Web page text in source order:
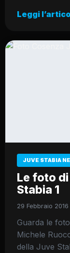
Leggi
JUVE STABIA
Le foto
Stabia 1
29 Febbraio 2016
Guarda le
Michele
della Juve